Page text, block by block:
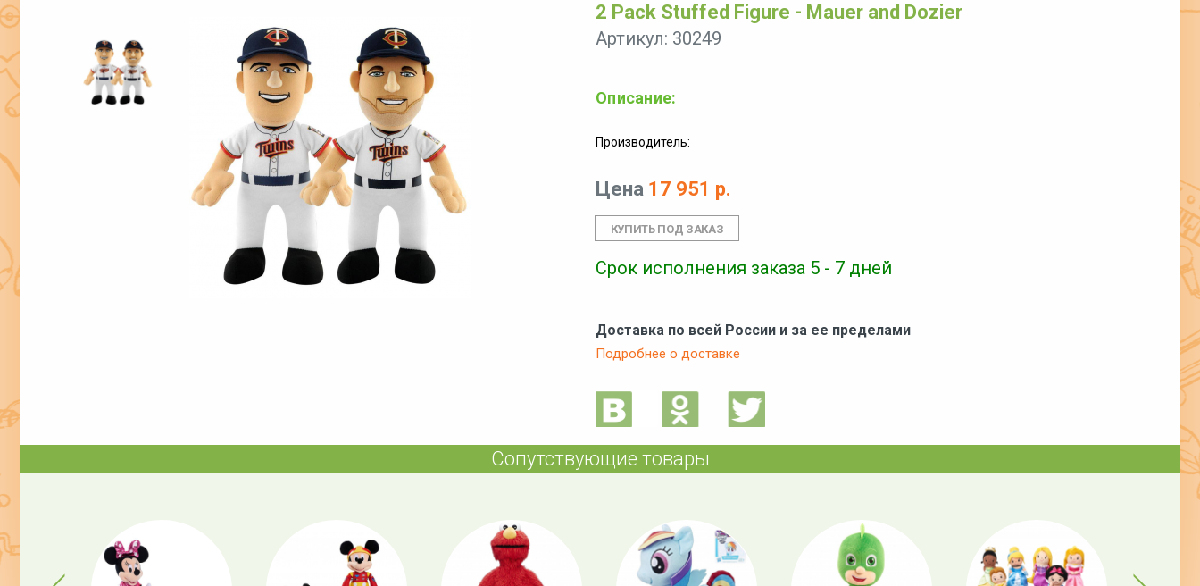
2 Pack Stuffed Figure - Mauer and Dozier
Артикул: 30249
Описание:
Производитель:
Цена 17 951 р.
Срок исполнения заказа 5 - 7 дней
Доставка по всей России и за ее пределами
Подробнее о доставке
Сопутствующие товары